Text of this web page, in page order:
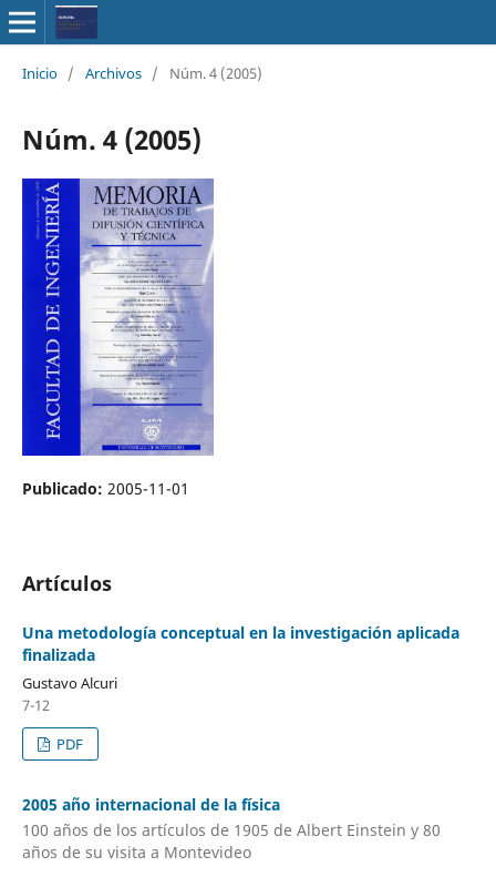
Inicio / Archivos / Núm. 4 (2005)
Núm. 4 (2005)
Publicado: 2005-11-01
Artículos
Una metodología conceptual en la investigación aplicada
finalizada
Gustavo Alcuri
7-12
PDF
2005 año internacional de la física
100 años de los artículos de 1905 de Albert Einstein y 80
años de su visita a Montevideo